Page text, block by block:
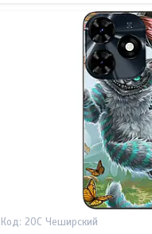
20С Чеширский